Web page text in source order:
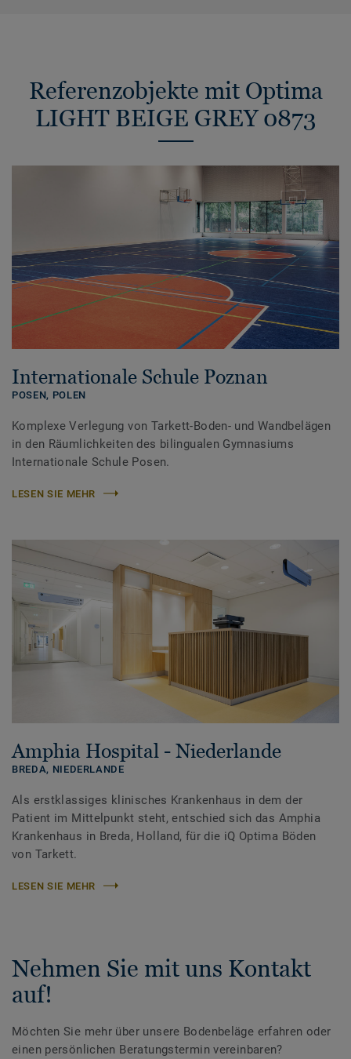
Referenzobjekte mit Optima
LIGHT BEIGE GREY 0873
Internationale Schule Poznan
POSEN, POLEN
Komplexe Verlegung von Tarkett-Boden- und Wandbelägen
in den Räumlichkeiten des bilingualen Gymnasiums
Internationale Schule Posen.
LESEN SIE MEHR
Amphia Hospital - Niederlande
BREDA, NIEDERLANDE
Als erstklassiges klinisches Krankenhaus in dem der
Patient im Mittelpunkt steht, entschied sich das Amphia
Krankenhaus in Breda, Holland, für die iQ Optima Böden
von Tarkett.
LESEN SIE MEHR
Nehmen Sie mit uns Kontakt
auf!
Möchten Sie mehr über unsere Bodenbeläge erfahren oder
einen persönlichen Beratungstermin vereinbaren?